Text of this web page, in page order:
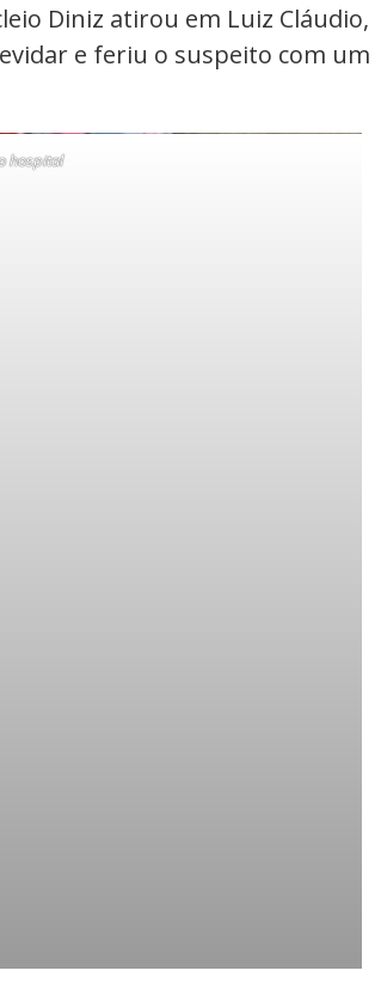
Diniz atirou em Luiz Cláudio,
e feriu o suspeito com um
hospital